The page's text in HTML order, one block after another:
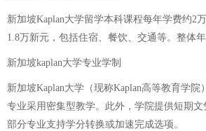
新加坡Kaplan大学留学本科课程每年学费约2
1.8万新元，包括住宿、餐饮、交通等。整体
新加坡kaplan大学专业学制
新加坡Kaplan大学（现称Kaplan高等教育学
专业采用密集型教学。此外，学院提供短期
部分专业支持学分转换或加速完成选项。